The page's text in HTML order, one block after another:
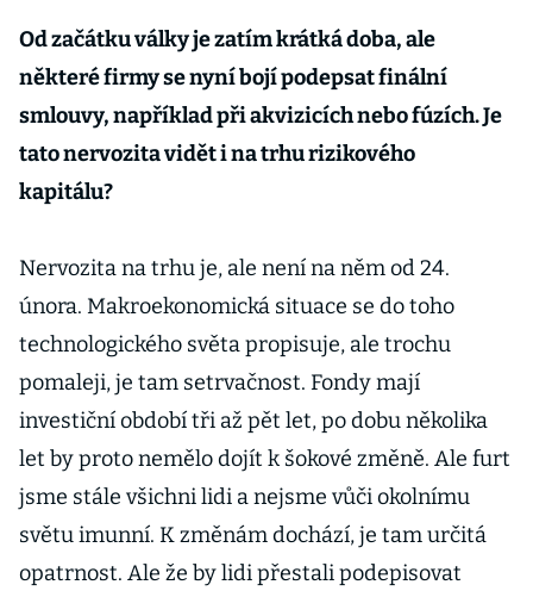
Od začátku války je zatím krátká doba, ale
některé firmy se nyní bojí podepsat finální
smlouvy, například při akvizicích nebo fúzích. Je
tato nervozita vidět i na trhu rizikového
kapitálu?
Nervozita na trhu je, ale není na něm od 24.
února. Makroekonomická situace se do toho
technologického světa propisuje, ale trochu
pomaleji, je tam setrvačnost. Fondy mají
investiční období tři až pět let, po dobu několika
let by proto nemělo dojít k šokové změně. Ale furt
jsme stále všichni lidi a nejsme vůči okolnímu
světu imunní. K změnám dochází, je tam určitá
opatrnost. Ale že by lidi přestali podepisovat